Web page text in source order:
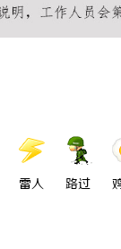
雷人 路过